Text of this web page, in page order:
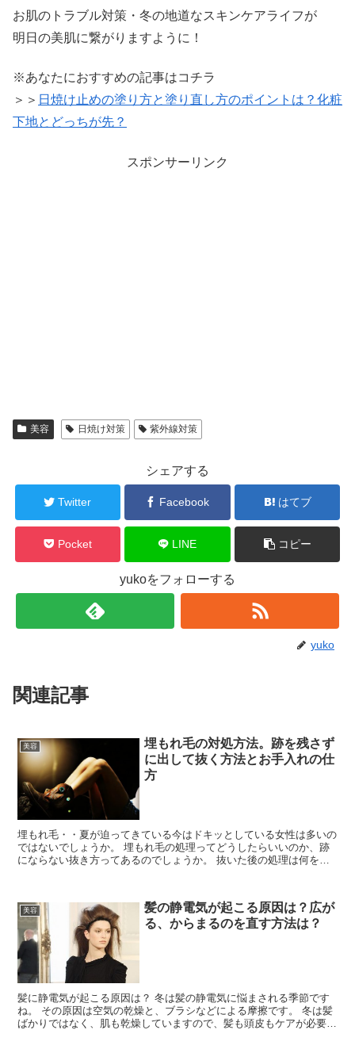
お肌のトラブル対策・冬の地道なスキンケアライフが
明日の美肌に繋がりますように！
※あなたにおすすめの記事はコチラ
＞＞ 日焼け止めの塗り方と塗り直し方のポイントは？化粧
下地とどっちが先？
スポンサーリンク
美容 日焼け対策 紫外線対策
シェアする
Twitter Facebook はてブ
Pocket LINE コピー
yukoをフォローする
yuko
関連記事
美容
埋もれ毛の対処方法。跡を残さず
に出して抜く方法とお手入れの仕
方
埋もれ毛・・夏が迫ってきている今はドキッとしている女性は多いの
ではないでしょうか。 埋もれ毛の処理ってどうしたらいいのか、跡
にならない抜き方ってあるのでしょうか。 抜いた後の処理は何をし
美容
髪の静電気が起こる原因は？広が
る、からまるのを直す方法は？
髪に静電気が起こる原因は？ 冬は髪の静電気に悩まされる季節です
ね。 その原因は空気の乾燥と、ブラシなどによる摩擦です。 冬は髪
ばかりではなく、肌も乾燥していますので、髪も頭皮もケアが必要で